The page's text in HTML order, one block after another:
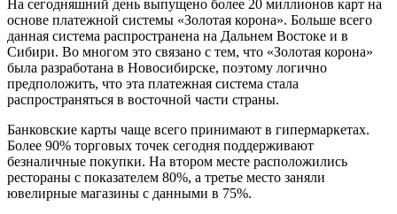
На сегодняшний день выпущено более 20 миллионов карт на
основе платежной системы «Золотая корона». Больше всего
данная система распространена на Дальнем Востоке и в
Сибири. Во многом это связано с тем, что «Золотая корона»
была разработана в Новосибирске, поэтому логично
предположить, что эта платежная система стала
распространяться в восточной части страны.
Банковские карты чаще всего принимают в гипермаркетах.
Более 90% торговых точек сегодня поддерживают
безналичные покупки. На втором месте расположились
рестораны с показателем 80%, а третье место заняли
ювелирные магазины с данными в 75%.